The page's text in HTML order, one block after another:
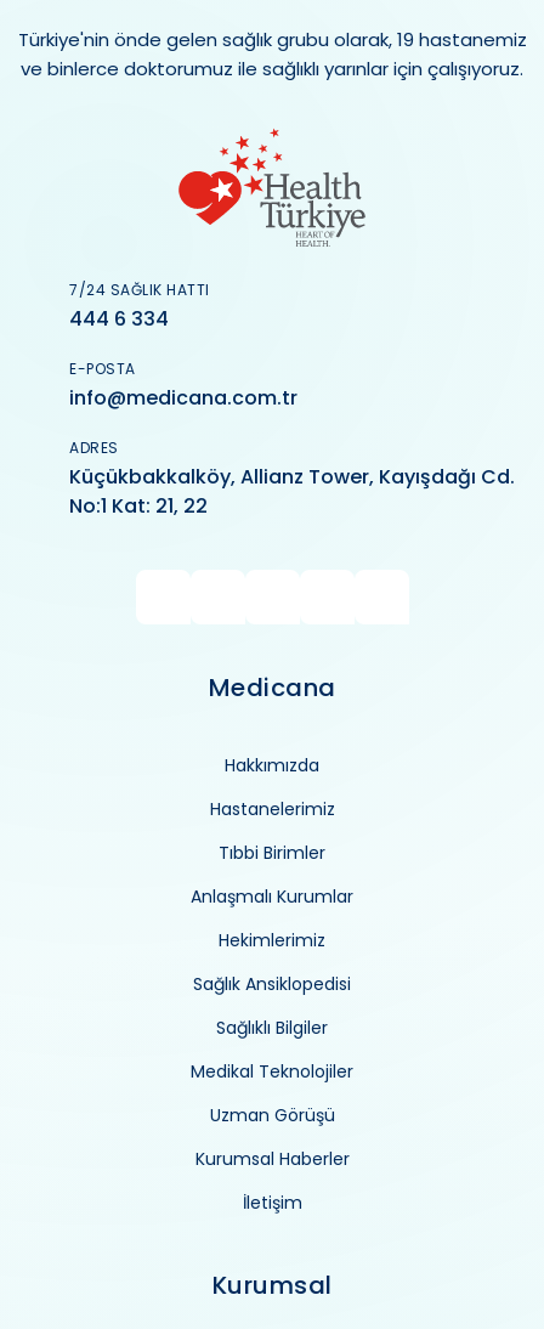
Türkiye'nin önde gelen sağlık grubu olarak, 19 hastanemiz
ve binlerce doktorumuz ile sağlıklı yarınlar için çalışıyoruz.
7/24 SAĞLIK HATTI
444 6 334
E-POSTA
info@medicana.com.tr
ADRES
Küçükbakkalköy, Allianz Tower, Kayışdağı Cd.
No:1 Kat: 21, 22
Medicana
Hakkımızda
Hastanelerimiz
Tıbbi Birimler
Anlaşmalı Kurumlar
Hekimlerimiz
Sağlık Ansiklopedisi
Sağlıklı Bilgiler
Medikal Teknolojiler
Uzman Görüşü
Kurumsal Haberler
İletişim
Kurumsal